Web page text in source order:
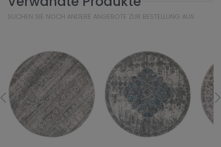
SUCHEN SIE NOCH ANDERE ANGEBOTE ZUR BESTELLUNG AUS